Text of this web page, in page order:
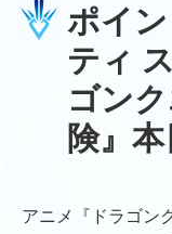
ポイ
ティ
ゴン
険』本
アニメ『ドラゴン